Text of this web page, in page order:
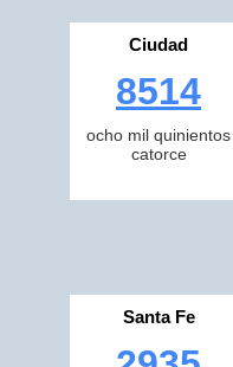
Ciudad
8514
ocho mil quinientos
catorce
Santa Fe